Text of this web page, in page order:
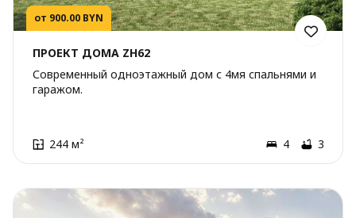
от 900.00 BYN
ПРОЕКТ ДОМА ZH62
Современный одноэтажный дом с 4мя спальнями и
гаражом.
244 м² 4 3